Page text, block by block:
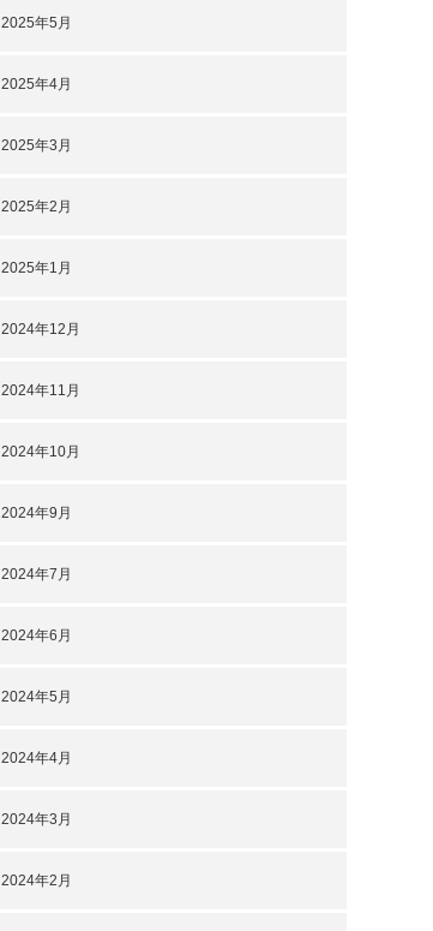
2025年5月
2025年4月
2025年3月
2025年2月
2025年1月
2024年12月
2024年11月
2024年10月
2024年9月
2024年7月
2024年6月
2024年5月
2024年4月
2024年3月
2024年2月